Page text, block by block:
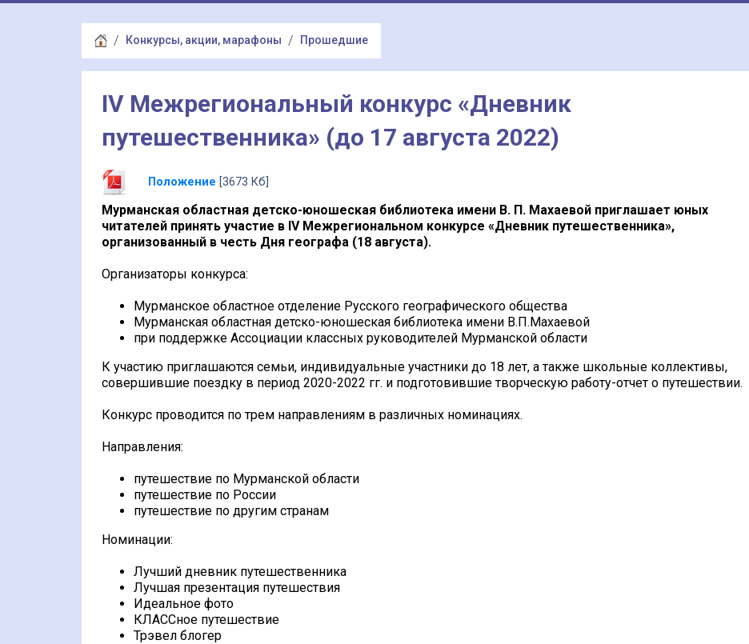
Конкурсы, акции, марафоны Прошедшие
IV Межрегиональный конкурс «Дневник
путешественника» (до 17 августа 2022)
Положение [3673 Кб]
Мурманская областная детско-юношеская библиотека имени В. П. Махаевой приглашает юных
читателей принять участие в IV Межрегиональном конкурсе «Дневник путешественника»,
организованный в честь Дня географа (18 августа).
Организаторы конкурса:
Мурманское областное отделение Русского географического общества
Мурманская областная детско-юношеская библиотека имени В.П.Махаевой
при поддержке Ассоциации классных руководителей Мурманской области
К участию приглашаются семьи, индивидуальные участники до 18 лет, а также школьные коллективы,
совершившие поездку в период 2020-2022 гг. и подготовившие творческую работу-отчет о путешествии.
Конкурс проводится по трем направлениям в различных номинациях.
Направления:
путешествие по Мурманской области
путешествие по России
путешествие по другим странам
Номинации:
Лучший дневник путешественника
Лучшая презентация путешествия
Идеальное фото
КЛАССное путешествие
Трэвел блогер